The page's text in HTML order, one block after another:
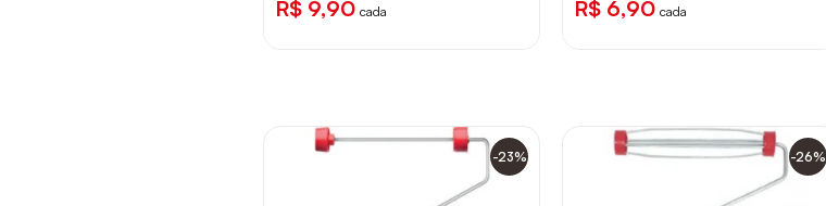
R$ 9,90 cada R$ 6,90 cada
-23% -26%